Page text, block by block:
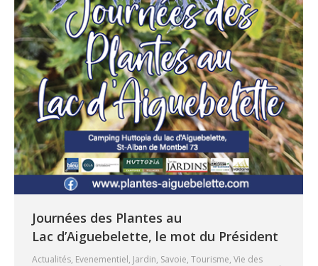
Journées des Plantes au
Lac d’Aiguebelette, le mot du Président
Actualités, Evenementiel, Jardin, Savoie, Tourisme, Vie des